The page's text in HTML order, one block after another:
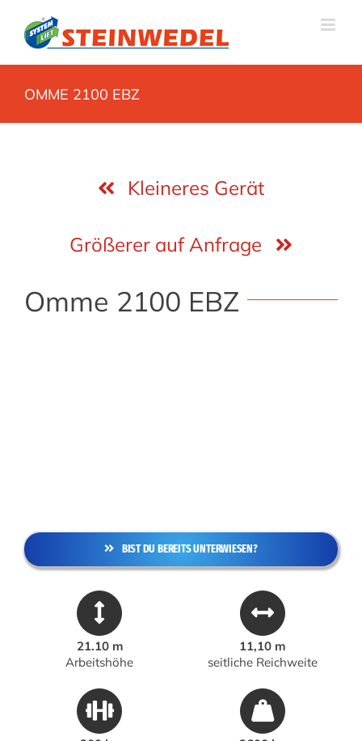
Inhalt
springen
OMME 2100 EBZ
Kleineres Gerät
Größerer auf Anfrage
Omme 2100 EBZ
BIST DU BEREITS UNTERWIESEN?
21.10 m
Arbeitshöhe
11,10 m
seitliche Reichweite